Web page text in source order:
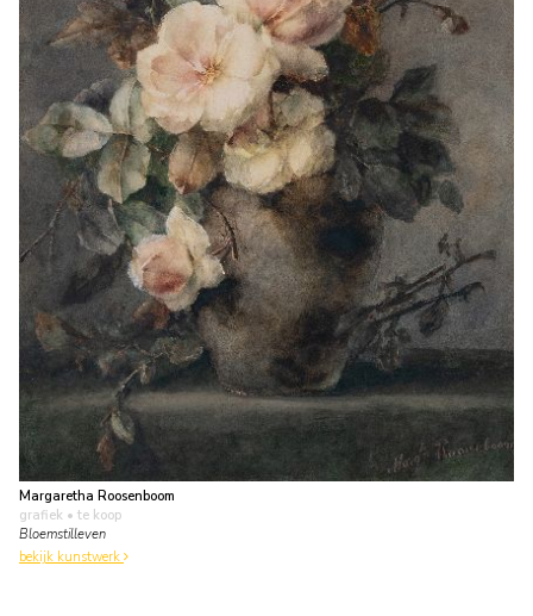
Margaretha Roosenboom
grafiek • te koop
Bloemstilleven
bekijk kunstwerk